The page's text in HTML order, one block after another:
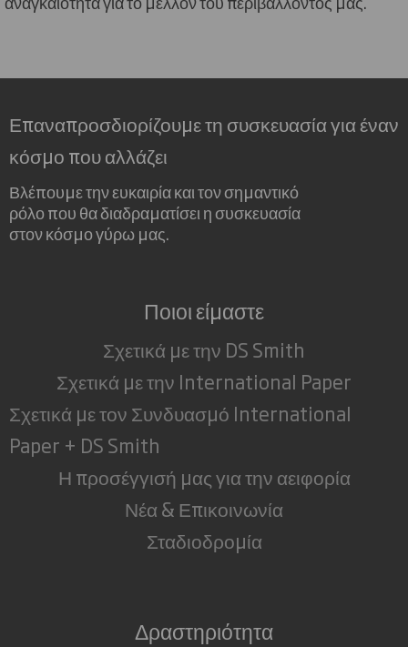
Επαναπροσδιορίζουμε τη συσκευασία για έναν
κόσμο που αλλάζει
Βλέπουμε την ευκαιρία και τον σημαντικό
ρόλο που θα διαδραματίσει η συσκευασία
στον κόσμο γύρω μας.
Ποιοι είμαστε
Σχετικά με την DS Smith
Σχετικά με την International Paper
Σχετικά με τον Συνδυασμό International
Paper + DS Smith
Η προσέγγισή μας για την αειφορία
Νέα & Επικοινωνία
Σταδιοδρομία
Δραστηριότητα